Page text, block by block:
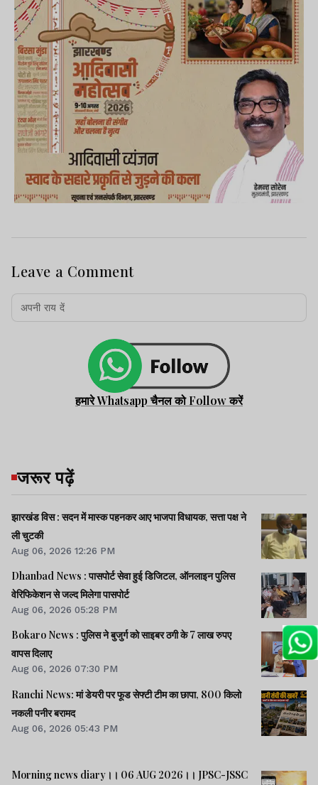
Leave a Comment
हमारे Whatsapp चैनल को Follow करें
जरूर पढ़ें
झारखंड विस : सदन में मास्क पहनकर आए भाजपा विधायक, सत्ता पक्ष ने
ली चुटकी
Aug 06, 2026 12:26 PM
Dhanbad News : पासपोर्ट सेवा हुई डिजिटल, ऑनलाइन पुलिस
वेरिफिकेशन से जल्द मिलेगा पासपोर्ट
Aug 06, 2026 05:28 PM
Bokaro News : पुलिस ने बुजुर्ग को साइबर ठगी के 7 लाख रुपए
वापस दिलाए
Aug 06, 2026 07:30 PM
Ranchi News: मां डेयरी पर फूड सेफ्टी टीम का छापा, 800 किलो
नकली पनीर बरामद
Aug 06, 2026 05:43 PM
Morning news diary।। 06 AUG 2026।। JPSC-JSSC